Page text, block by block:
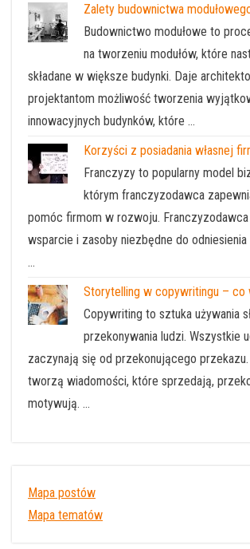
Zalety budownictwa
Budownictwo modułowe to
na tworzeniu modułów, które
składane w większe budynki. Daje
projektantom możliwość tworzenia
innowacyjnych budynków, które …
Korzyści z posiadania własnej
Franczyzy to popularny model
którym franczyzodawca
pomóc firmom w rozwoju.
wsparcie i zasoby niezbędne do
…
Storytelling w copywritingu – co
Copywriting to sztuka używania
przekonywania ludzi. Wszystkie
zaczynają się od przekonującego
tworzą wiadomości, które sprzedają,
motywują. …
Mapa postów
Mapa tematów